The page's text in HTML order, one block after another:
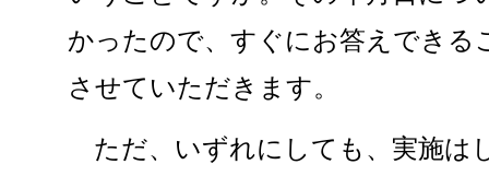
かったので、すぐにお答えできる
させていただきます。
ただ、いずれにしても、実施は